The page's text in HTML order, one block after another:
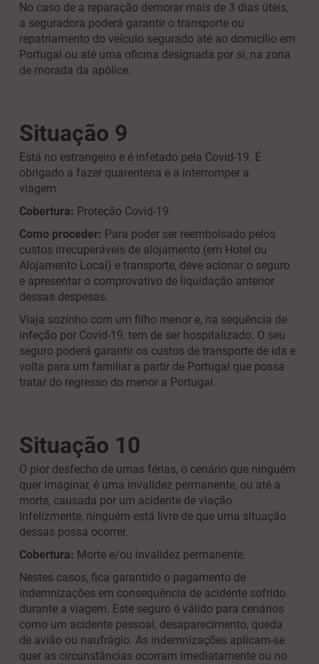
No caso de a reparação demorar mais de 3 dias úteis,
a seguradora poderá garantir o transporte ou
repatriamento do veículo segurado até ao domicílio em
Portugal ou até uma oficina designada por si, na zona
de morada da apólice.
Situação 9
Está no estrangeiro e é infetado pela Covid-19. É
obrigado a fazer quarentena e a interromper a
viagem.
Cobertura: Proteção Covid-19.
Como proceder: Para poder ser reembolsado pelos
custos irrecuperáveis de alojamento (em Hotel ou
Alojamento Local) e transporte, deve acionar o seguro
e apresentar o comprovativo de liquidação anterior
dessas despesas.
Viaja sozinho com um filho menor e, na sequência de
infeção por Covid-19, tem de ser hospitalizado. O seu
seguro poderá garantir os custos de transporte de ida e
volta para um familiar a partir de Portugal que possa
tratar do regresso do menor a Portugal.
Situação 10
O pior desfecho de umas férias, o cenário que ninguém
quer imaginar, é uma invalidez permanente, ou até a
morte, causada por um acidente de viação.
Infelizmente, ninguém está livre de que uma situação
dessas possa ocorrer.
Cobertura: Morte e/ou invalidez permanente.
Nestes casos, fica garantido o pagamento de
indemnizações em consequência de acidente sofrido
durante a viagem. Este seguro é válido para cenários
como um acidente pessoal, desaparecimento, queda
de avião ou naufrágio. As indemnizações aplicam-se
quer as circunstâncias ocorram imediatamente ou no